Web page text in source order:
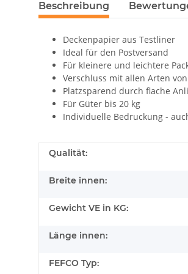
Beschreibung
Deckenpapier aus Testliner
Ideal für den Postversand
Für kleinere und leichtere
Verschluss mit allen Arten
Platzsparend durch flache
Für Güter bis 20 kg
Individuelle Bedruckung -
Qualität:
Breite innen:
Gewicht VE in KG:
Länge innen:
FEFCO Typ: